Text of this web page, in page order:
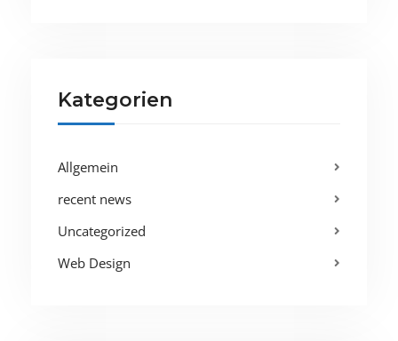
Kategorien
Allgemein
recent news
Uncategorized
Web Design